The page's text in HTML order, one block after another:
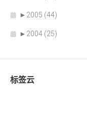
► 2005 (44)
► 2004 (25)
标签云